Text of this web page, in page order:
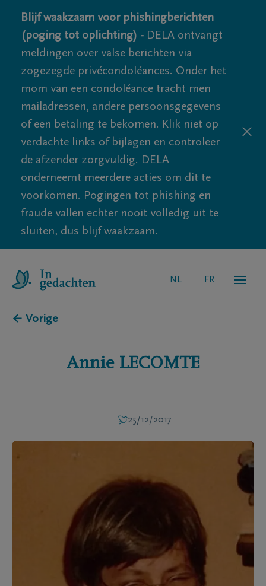
Blijf waakzaam voor phishingberichten
(poging tot oplichting) - DELA ontvangt
meldingen over valse berichten via
zogezegde privécondoléances. Onder het
mom van een condoléance tracht men
mailadressen, andere persoonsgegevens
of een betaling te bekomen. Klik niet op
verdachte links of bijlagen en controleer
de afzender zorgvuldig. DELA
onderneemt meerdere acties om dit te
voorkomen. Pogingen tot phishing en
fraude vallen echter nooit volledig uit te
sluiten, dus blijf waakzaam.
NL FR
← Vorige
Annie LECOMTE
25/12/2017